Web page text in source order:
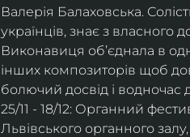
Валерія Балаховська.
українців, знає з власного
Виконавиця обʼєднала в
інших композиторів щоб
болючий досвід і водночас
25/11 - 18/12: Органний
Львівського органного